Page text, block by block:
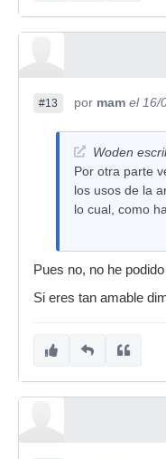
#13 por mam el 16/
Woden
Por otra parte
los usos de la
lo cual, como
Pues no, no he
Si eres tan amable